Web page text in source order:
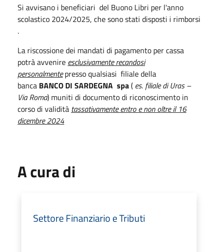
Si avvisano i beneficiari del Buono Libri per l'anno
scolastico 2024/2025, che sono stati disposti i rimborsi
.
La riscossione dei mandati di pagamento per cassa
potrà avvenire esclusivamente recandosi
personalmente presso qualsiasi filiale della
banca BANCO DI SARDEGNA spa( es. filiale di Uras –
Via Roma) muniti di documento di riconoscimento in
corso di validità tassativamente entro e non oltre il 16
dicembre 2024
A cura di
Settore Finanziario e Tributi